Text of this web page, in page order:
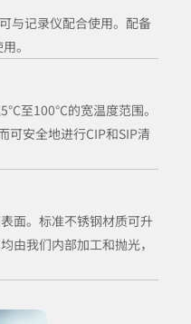
与记录仪配合使用。配备
。
至100°C的宽温度范围。
可安全地进行CIP和SIP清
面。标准不锈钢材质可升
由我们内部加工和抛光，